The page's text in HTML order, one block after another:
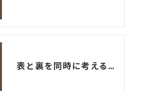
表と裏を同時に考えるバランス